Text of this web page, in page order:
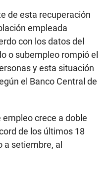
de esta recuperación
empleada
con los datos del
o subempleo rompió el
y esta situación
el Banco Central de
crece a doble
de los últimos 18
a setiembre, al